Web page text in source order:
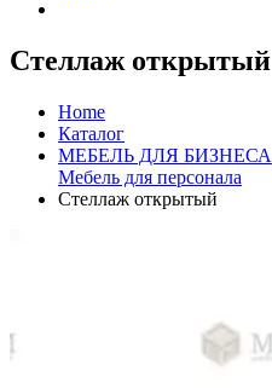
Стеллаж открытый
Home
Каталог
МЕБЕЛЬ ДЛЯ БИЗНЕСА
Mебель для персонала
Стеллаж открытый